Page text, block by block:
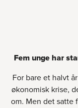
Fem unge har
For bare et halvt
økonomisk krise,
om. Men det satte